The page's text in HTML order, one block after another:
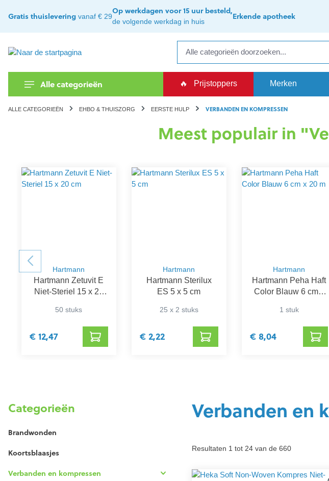
general.skipToNavigation
Gratis thuislevering vanaf € 29
Op werkdagen voor 15 uur besteld,
de volgende werkdag in huis
Erkende apotheek
Alle categorieën 🔥 Prijstoppers Merken
ALLE CATEGORIEËN EHBO & THUISZORG EERSTE HULP VERBANDEN EN KOMPRESSEN
Meest populair in
Hartmann
Hartmann Zetuvit E
Niet-Steriel 15 x 20
50 stuks
€ 12,47
Hartmann
Hartmann Sterilux
ES 5 x 5 cm
25 x 2 stuks
€ 2,22
Hartmann
Hartmann Peha Haft
Color Blauw 6 cm x
1 stuk
€ 8,04
Categorieën
Brandwonden
Koortsblaasjes
Verbanden en kompressen
Verbanden en
Resultaten 1 tot 24 van de 660